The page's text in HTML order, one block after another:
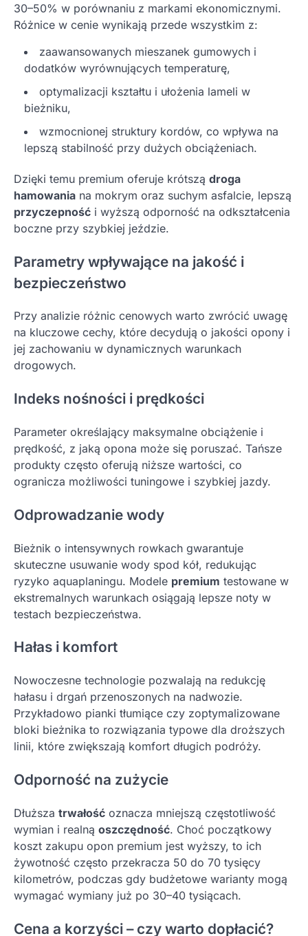
30–50% w porównaniu z markami ekonomicznymi.
Różnice w cenie wynikają przede wszystkim z:
zaawansowanych mieszanek gumowych i
dodatków wyrównujących temperaturę,
optymalizacji kształtu i ułożenia lameli w
bieżniku,
wzmocnionej struktury kordów, co wpływa na
lepszą stabilność przy dużych obciążeniach.
Dzięki temu premium oferuje krótszą droga
hamowania na mokrym oraz suchym asfalcie, lepszą
przyczepność i wyższą odporność na odkształcenia
boczne przy szybkiej jeździe.
Parametry wpływające na jakość i
bezpieczeństwo
Przy analizie różnic cenowych warto zwrócić uwagę
na kluczowe cechy, które decydują o jakości opony i
jej zachowaniu w dynamicznych warunkach
drogowych.
Indeks nośności i prędkości
Parameter określający maksymalne obciążenie i
prędkość, z jaką opona może się poruszać. Tańsze
produkty często oferują niższe wartości, co
ogranicza możliwości tuningowe i szybkiej jazdy.
Odprowadzanie wody
Bieżnik o intensywnych rowkach gwarantuje
skuteczne usuwanie wody spod kół, redukując
ryzyko aquaplaningu. Modele premium testowane w
ekstremalnych warunkach osiągają lepsze noty w
testach bezpieczeństwa.
Hałas i komfort
Nowoczesne technologie pozwalają na redukcję
hałasu i drgań przenoszonych na nadwozie.
Przykładowo pianki tłumiące czy zoptymalizowane
bloki bieżnika to rozwiązania typowe dla droższych
linii, które zwiększają komfort długich podróży.
Odporność na zużycie
Dłuższa trwałość oznacza mniejszą częstotliwość
wymian i realną oszczędność. Choć początkowy
koszt zakupu opon premium jest wyższy, to ich
żywotność często przekracza 50 do 70 tysięcy
kilometrów, podczas gdy budżetowe warianty mogą
wymagać wymiany już po 30–40 tysiącach.
Cena a korzyści – czy warto dopłacić?